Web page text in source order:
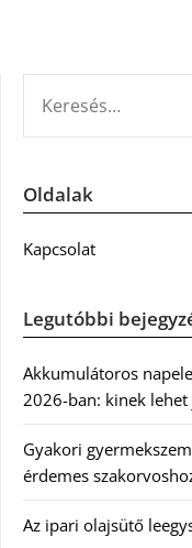
Oldalak
Kapcsolat
Legutóbbi
Akkumulátoros
2026-ban: kinek lehet
Gyakori
érdemes
Az ipari olajsütő